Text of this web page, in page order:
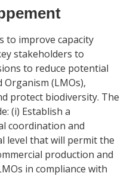
to improve capacity
stakeholders to
to reduce potential
(LMOs),
protect biodiversity. The
(i) Establish a
coordination and
level that will permit the
production and
in compliance with